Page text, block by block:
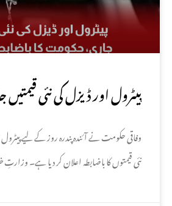
پیٹرول اور ڈیزل کی نئی
کا باضابطہ اعلان
وفاقی حکومت نے آئندہ پندرہ روز کے لیے پیٹرول
نئی قیمتوں کا باضابطہ اعلان کر دیا ہے۔ وزارتِ